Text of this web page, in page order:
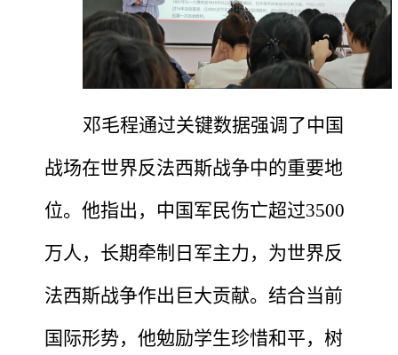
邓毛程通过关键数据强调了中国
战场在世界反法西斯战争中的重要地
位。他指出，中国军民伤亡超过3500
万人，长期牵制日军主力，为世界反
法西斯战争作出巨大贡献。结合当前
国际形势，他勉励学生珍惜和平，树